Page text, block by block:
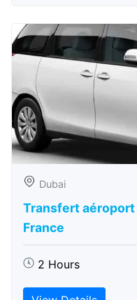
Dubai
Transfert aéroport
France
2 Hours